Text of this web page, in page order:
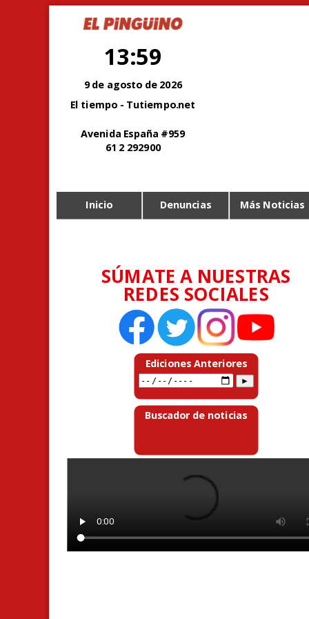
13:59
9 de agosto de 2026
El tiempo - Tutiempo.net
Avenida España #959
61 2 292900
Inicio Denuncias Más Noticias
SÚMATE A NUESTRAS
REDES SOCIALES
Ediciones Anteriores
Buscador de noticias